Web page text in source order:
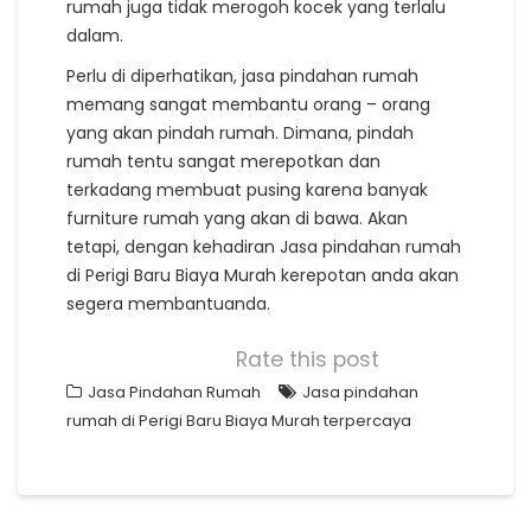
rumah juga tidak merogoh kocek yang terlalu
dalam.
Perlu di diperhatikan, jasa pindahan rumah
memang sangat membantu orang – orang
yang akan pindah rumah. Dimana, pindah
rumah tentu sangat merepotkan dan
terkadang membuat pusing karena banyak
furniture rumah yang akan di bawa. Akan
tetapi, dengan kehadiran Jasa pindahan rumah
di Perigi Baru Biaya Murah kerepotan anda akan
segera membantuanda.
Rate this post
Jasa Pindahan Rumah
Jasa pindahan
rumah di Perigi Baru Biaya Murah terpercaya